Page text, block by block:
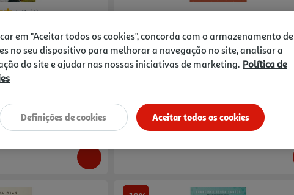
5.0 (1)
Filipa Maló Franco Livro O Poder De Deixar Ir De John Purkiss
13.95 €/un
em "Aceitar todos os cookies", concorda com o armazenamento de
no seu dispositivo para melhorar a navegação no site, analisar a
do site e ajudar nas nossas iniciativas de marketing. Política de
Aceitar todos os cookies
Definições de cookies